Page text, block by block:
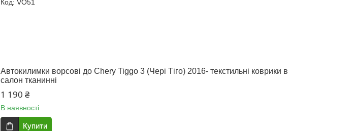
VO51
Автокилимки ворсові до Chery Tiggo 3 (Чері Тіго) 2016- текстильні коврики в
салон тканинні
1 190 ₴
В наявності
Купити